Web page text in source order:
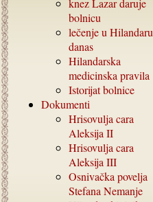
knez Lazar daruje
bolnicu
lečenje u Hilandaru
danas
Hilandarska
medicinska pravila
Istorijat bolnice
Dokumenti
Hrisovulja cara
Aleksija II
Hrisovulja cara
Aleksija III
Osnivačka povelja
Stefana Nemanje